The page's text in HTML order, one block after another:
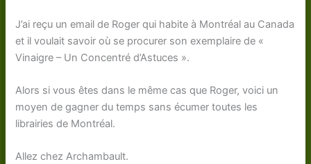
J’ai reçu un email de Roger qui habite à Montréal au Canada
et il voulait savoir où se procurer son exemplaire de «
Vinaigre – Un Concentré d’Astuces ».
Alors si vous êtes dans le même cas que Roger, voici un
moyen de gagner du temps sans écumer toutes les
librairies de Montréal.
Allez chez Archambault.